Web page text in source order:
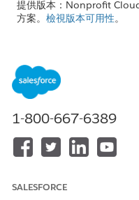
提供版本：Nonprofit
方案。 檢視版本可用性。
若要建立進度報告:
表單。
為表單的每個區段建
個表單的可編輯且唯
建立對應至應用程式
1-800-667-6389
SALESFORCE